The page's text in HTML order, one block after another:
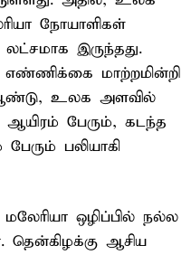
நோயாளிகள்
இருந்தது.
மாற்றமின்றி
ஆண்டு, உலக அளவில்
ஆயிரம் பேரும், கடந்த
பலியாகி
ஒழிப்பில் நல்ல
ஆசிய